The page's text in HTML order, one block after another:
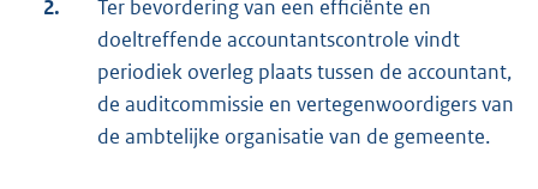
2.
Ter bevordering van een efficiënte en
doeltreffende accountantscontrole vindt
periodiek overleg plaats tussen de accountant,
de auditcommissie en vertegenwoordigers van
de ambtelijke organisatie van de gemeente.